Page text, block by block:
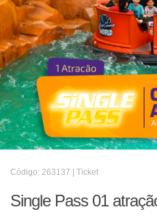
Código: 263137 | Ticket
Single Pass 01